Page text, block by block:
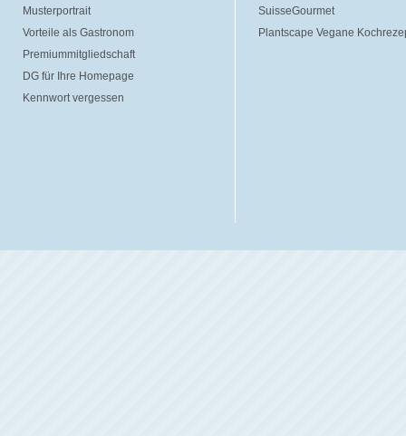
Musterportrait
Vorteile als Gastronom
Premiummitgliedschaft
DG für Ihre Homepage
Kennwort vergessen
SuisseGourmet
Plantscape Vegane